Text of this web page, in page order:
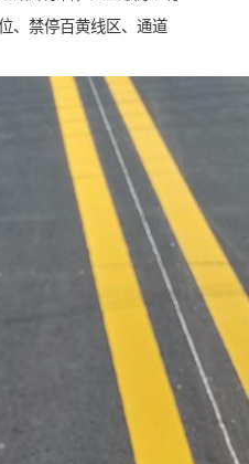
、禁停百黄线区、通道